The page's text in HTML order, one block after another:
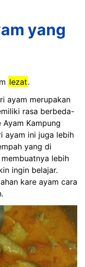
yang
lezat.
ayam merupakan
rasa berbeda-
Kampung
ayam ini juga lebih
yang di
lebih
ingin belajar.
kare ayam cara